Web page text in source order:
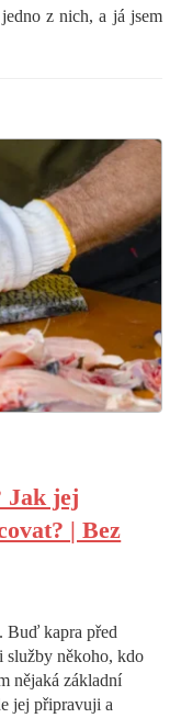
z nich, a já jsem
Jak jej
| Bez
Buď kapra před
služby někoho, kdo
nějaká základní
jej připravuji a